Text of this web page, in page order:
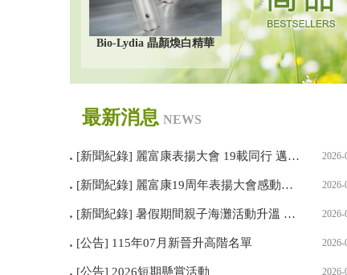
Bio-Lydia 晶顏煥白精華
Bio-Lydia 晶顏新生亮眼
華
最新消息 NEWS
[新聞紀錄] 麗富康表揚大會 19載同行 邁向
下一個榮耀里程
2026-
[新聞紀錄] 麗富康19周年表揚大會感動登
場 數千夥伴齊聚見證榮耀 點亮初心迎向20
2026-
[新聞紀錄] 暑假期間親子海灘活動升溫 提
醒夏季紫外線防護不可忽視
2026-
[公告] 115年07月新晉升高階名單 2026-
[公告] 2026短期懸賞活動 2026-